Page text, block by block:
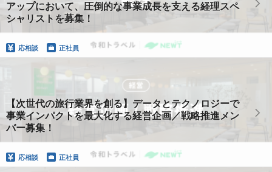
アップにおいて、圧倒的な事業成長を支える経理スペ
シャリストを募集！
応相談 正社員
【次世代の旅行業界を創る】データとテクノロジーで
事業インパクトを最大化する経営企画／戦略推進メン
バー募集！
応相談 正社員